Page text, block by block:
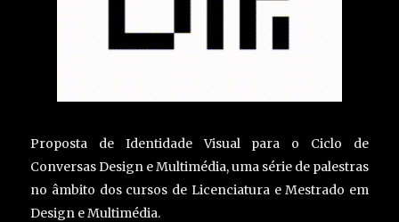
Proposta de Identidade Visual para o Ciclo de
Conversas Design e Multimédia, uma série de palestras
no âmbito dos cursos de Licenciatura e Mestrado em
Design e Multimédia.